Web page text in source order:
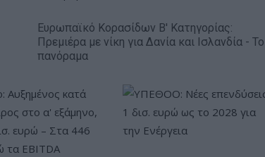
Ευρωπαϊκό Κορασίδων Β' Κατηγορίας:
Πρεμιέρα με νίκη για Δανία και Ισλανδία - Το
πανόραμα